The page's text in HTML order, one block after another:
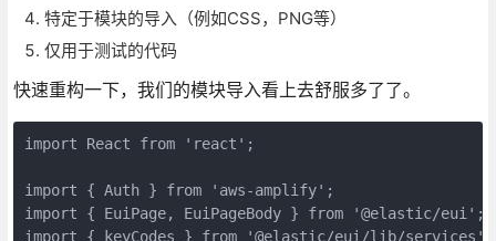
特定于模块的导入（例如CSS，PNG等）
仅用于测试的代码
快速重构一下，我们的模块导入看上去舒服多了了。
import React from 'react';
import { Auth } from 'aws-amplify';
import { EuiPage, EuiPageBody } from '@elastic/eui';
import { keyCodes } from '@elastic/eui/lib/services';